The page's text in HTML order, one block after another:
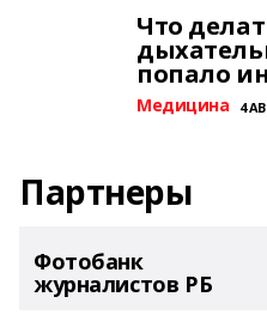
Что
попало
Медицина 4
Партнеры
Фотобанк
журналистов РБ